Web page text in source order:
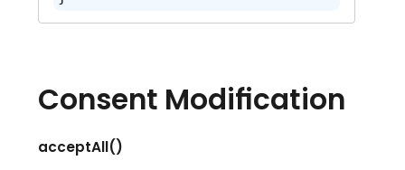
Consent Modification
acceptAll()